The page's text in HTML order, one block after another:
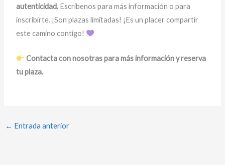
autenticidad. Escríbenos para más información o para
inscribirte. ¡Son plazas limitadas! ¡Es un placer compartir
este camino contigo!
Contacta con nosotras para más información y reserva
tu plaza.
← Entrada anterior